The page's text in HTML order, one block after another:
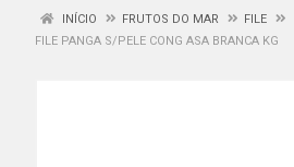
INÍCIO FRUTOS DO MAR
FILE
FILE PANGA S/PELE CONG ASA BRANCA KG